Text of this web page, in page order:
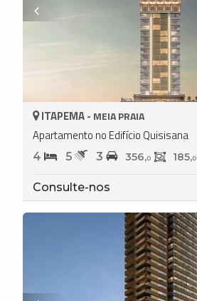
ITAPEMA - MEIA PRAIA
Apartamento no Edifício Quisisana
4 5 3 356,0 185,0
Consulte-nos